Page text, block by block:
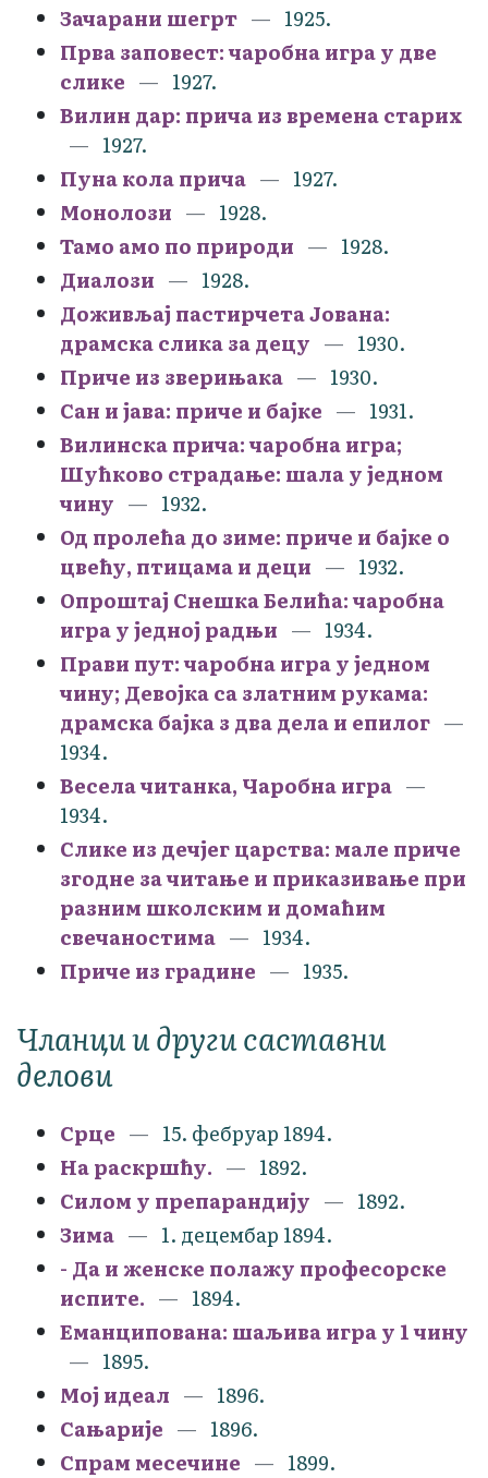
Зачарани шегрт
1925.
Прва заповест: чаробна игра у две
слике
1927.
Вилин дар: прича из времена старих
1927.
Пуна кола прича
1927.
Монолози
1928.
Тамо амо по природи
1928.
Диалози
1928.
Доживљај пастирчета Јована:
драмска слика за децу
1930.
Приче из зверињака
1930.
Сан и јава: приче и бајке
1931.
Вилинска прича: чаробна игра;
Шућково страдање: шала у једном
чину
1932.
Од пролећа до зиме: приче и бајке о
цвећу, птицама и деци
1932.
Опроштај Снешка Белића: чаробна
игра у једној радњи
1934.
Прави пут: чаробна игра у једном
чину; Девојка са златним рукама:
драмска бајка з два дела и епилог
1934.
Весела читанка, Чаробна игра
1934.
Слике из дечјег царства: мале приче
згодне за читање и приказивање при
разним школским и домаћим
свечаностима
1934.
Приче из градине
1935.
Чланци и други саставни
делови
Срце
15. фебруар 1894.
На раскршћу.
1892.
Силом у препарандију
1892.
Зима
1. децембар 1894.
- Да и женске полажу професорске
испите.
1894.
Еманципована: шаљива игра у 1 чину
1895.
Мој идеал
1896.
Сањарије
1896.
Спрам месечине
1899.